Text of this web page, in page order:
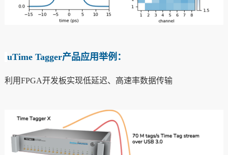
uTime Tagger产品应用举例：
利用FPGA开发板实现低延迟、高速率数据传输